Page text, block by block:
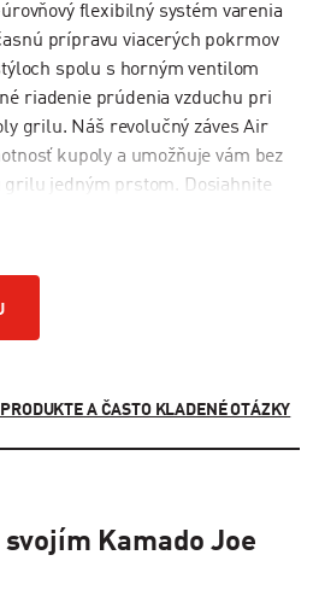
flexibilný systém varenia
prípravu viacerých pokrmov
spolu s horným ventilom
riadenie prúdenia vzduchu pri
grilu. Náš revolučný záves Air
kupoly a umožňuje vám bez
grilu jedným prstom. Dosiahnite
tesnenie,
poskytuje presnejšiu reguláciu
A ČASTO KLADENÉ OTÁZKY
Kamado Joe